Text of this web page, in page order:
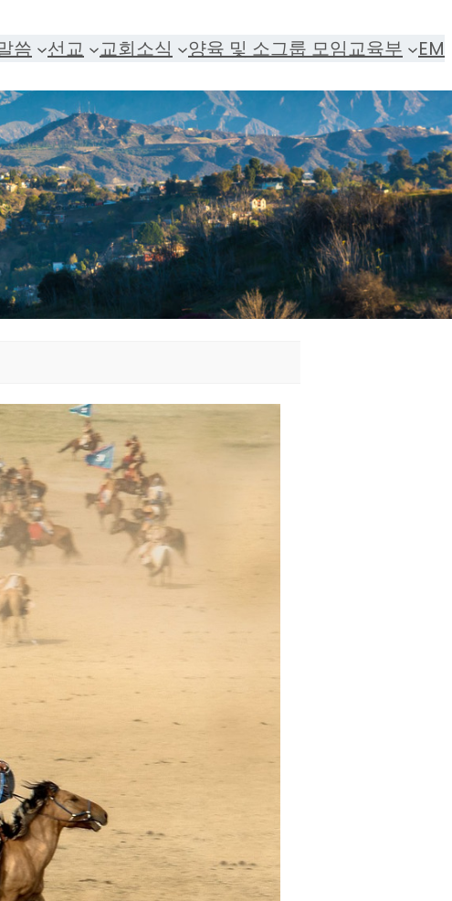
씀 선교 교회소식 양육 및 소그룹 모임교육부 EM